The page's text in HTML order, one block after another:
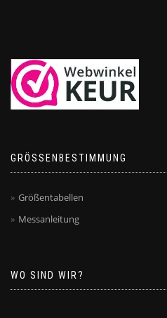
GRÖSSENBESTIMMUNG
Größentabellen
Messanleitung
WO SIND WIR?